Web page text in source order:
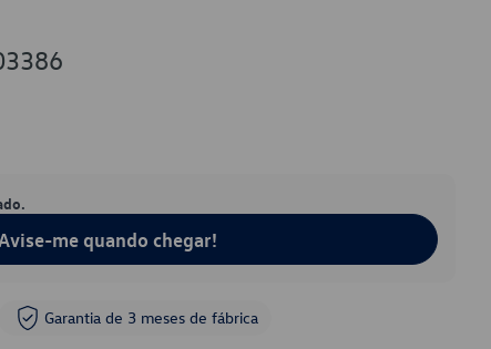
me quando chegar!
Garantia de 3 meses de fábrica